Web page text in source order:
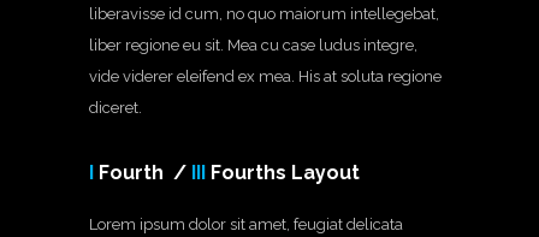
liberavisse id cum, no quo maiorum intellegebat,
liber regione eu sit. Mea cu case ludus integre,
vide viderer eleifend ex mea. His at soluta regione
diceret.
I Fourth / III Fourths Layout
Lorem ipsum dolor sit amet, feugiat delicata